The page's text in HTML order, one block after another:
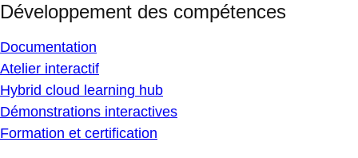
Développement des compétences
Documentation
Atelier interactif
Hybrid cloud learning hub
Démonstrations interactives
Formation et certification